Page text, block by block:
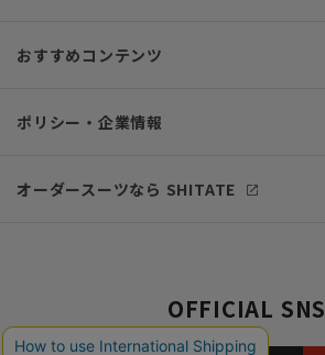
おすすめコンテンツ
ポリシー・企業情報
オーダースーツなら SHITATE
OFFICIAL SNS